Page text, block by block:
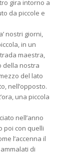
gira intorno a
da piccole e
nostri giorni,
in un
maestra,
della nostra
del lato
nell’opposto.
una piccola
nell’anno
poi con quelli
l’accenna il
di